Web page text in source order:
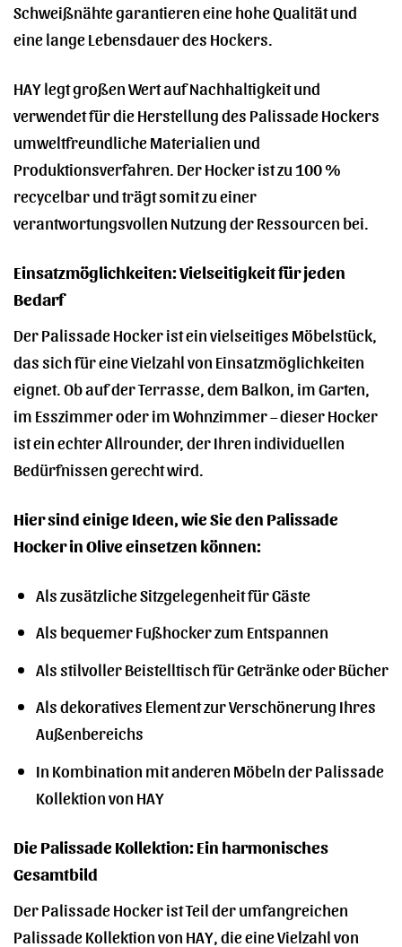
Schweißnähte garantieren eine hohe Qualität und
eine lange Lebensdauer des Hockers.
HAY legt großen Wert auf Nachhaltigkeit und
verwendet für die Herstellung des Palissade Hockers
umweltfreundliche Materialien und
Produktionsverfahren. Der Hocker ist zu 100 %
recycelbar und trägt somit zu einer
verantwortungsvollen Nutzung der Ressourcen bei.
Einsatzmöglichkeiten: Vielseitigkeit für jeden
Bedarf
Der Palissade Hocker ist ein vielseitiges Möbelstück,
das sich für eine Vielzahl von Einsatzmöglichkeiten
eignet. Ob auf der Terrasse, dem Balkon, im Garten,
im Esszimmer oder im Wohnzimmer – dieser Hocker
ist ein echter Allrounder, der Ihren individuellen
Bedürfnissen gerecht wird.
Hier sind einige Ideen, wie Sie den Palissade
Hocker in Olive einsetzen können:
Als zusätzliche Sitzgelegenheit für Gäste
Als bequemer Fußhocker zum Entspannen
Als stilvoller Beistelltisch für Getränke oder Bücher
Als dekoratives Element zur Verschönerung Ihres
Außenbereichs
In Kombination mit anderen Möbeln der Palissade
Kollektion von HAY
Die Palissade Kollektion: Ein harmonisches
Gesamtbild
Der Palissade Hocker ist Teil der umfangreichen
Palissade Kollektion von HAY, die eine Vielzahl von